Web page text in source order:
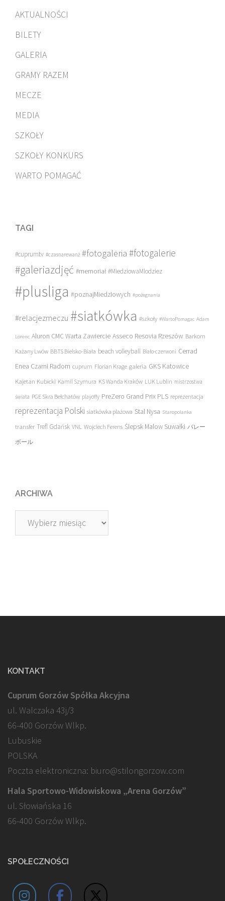
AKTUALNOŚCI
BILETY
GALERIA
GRAMY RAZEM
MECZE
MEDIA
SZKOŁY
SZKOŁY KONKURS
WARTO POMAGAĆ
TAGI
#cuprumtv #czasnarewanż #fotogaleria #fotogalerie
#galeriazdjęć #memoriał #MiedziowaMlodziez
#plusliga #poznajMiedziowych #pożegnania
#relacjezmeczu #siatkówka #szkoły #WartoPomagac Adam
Lorenc Aluron CMC Warta Zawiercie Asseco Resovia Rzeszów Barkom
Każany Lwów BBTS Bielsko-Biała beach volleyball Biało-czerwoni Cerrad
Enea Czarni Radom cuprum Florian Krage galeria GKS Katowice
Kajetan Kubicki Kamil Szymura KS Wanda Kraków LUK Lublin mistrzostwa
świata PGE Skra Bełchatów playoffy PreZero Grand Prix PLS reprezentacja
reprezentacja Polski siatkówka plażowa Stal Nysa Staropolanka
transfer Trefl Gdańsk VNL Wojciech Ferens Ślepsk Malow Suwałki バレー
ボール
ARCHIWA
Archiwa
KONTAKT
Cuprum Gorzów Spółka Akcyjna
ul. Walczaka 43j/3
66-400 Gorzów Wlkp.
Lubuskie
POLSKA
Poczta elektroniczna: biuro@stilongorzow.com
Hala Sportowo-Widowiskowa „Arena Gorzów”
ul. Słowiańska 16
66-400 Gorzów Wlkp.
SPOŁECZNOŚCI